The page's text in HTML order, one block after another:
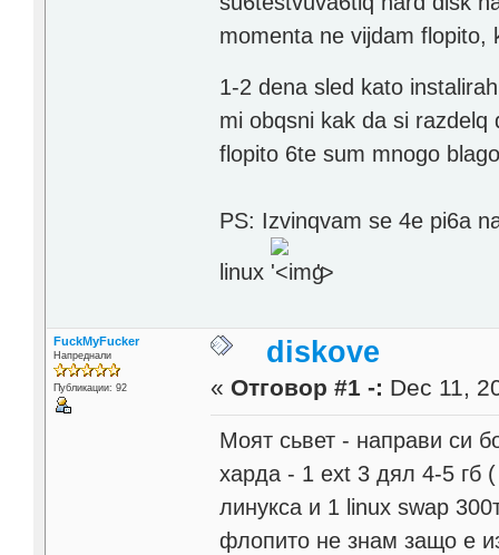
momenta ne vijdam flopito,
1-2 dena sled kato
mi obqsni kak da si
flopito 6te sum mnogo
PS: Izvinqvam se 4e pi6a
linux '>
FuckMyFucker
Напреднали
Публикации: 92
diskove
« Отговор #1 -: Dec 11,
Моят сьвет - направи си
харда - 1 ext 3 дял 4-5 гб
линукса и 1 linux swap
флопито не знам защо е